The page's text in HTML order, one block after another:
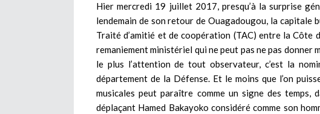
Hier mercredi 19 juillet 2017, presqu’à la surprise
lendemain de son retour de Ouagadougou, la capitale
Traité d’amitié et de coopération (TAC) entre la Côte
remaniement ministériel qui ne peut pas ne pas donner
le plus l’attention de tout observateur, c’est la
département de la Défense. Et le moins que l’on
musicales peut paraître comme un signe des
déplaçant Hamed Bakayoko considéré comme son